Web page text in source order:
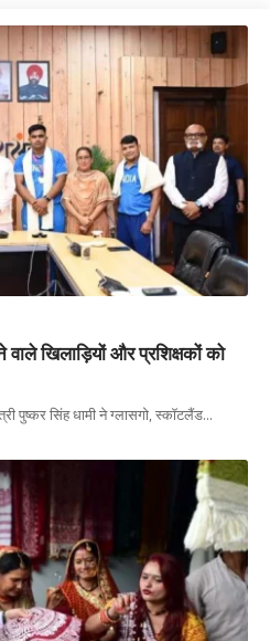
वाले खिलाड़ियों और प्रशिक्षकों को
पुष्कर सिंह धामी ने ग्लासगो, स्कॉटलैंड…